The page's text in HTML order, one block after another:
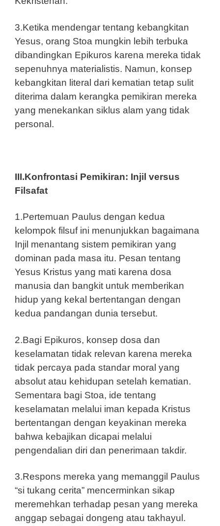
3.Ketika mendengar tentang kebangkitan
Yesus, orang Stoa mungkin lebih terbuka
dibandingkan Epikuros karena mereka tidak
sepenuhnya materialistis. Namun, konsep
kebangkitan literal dari kematian tetap sulit
diterima dalam kerangka pemikiran mereka
yang menekankan siklus alam yang tidak
personal.
III.Konfrontasi Pemikiran: Injil versus
Filsafat
1.Pertemuan Paulus dengan kedua
kelompok filsuf ini menunjukkan bagaimana
Injil menantang sistem pemikiran yang
dominan pada masa itu. Pesan tentang
Yesus Kristus yang mati karena dosa
manusia dan bangkit untuk memberikan
hidup yang kekal bertentangan dengan
kedua pandangan dunia tersebut.
2.Bagi Epikuros, konsep dosa dan
keselamatan tidak relevan karena mereka
tidak percaya pada standar moral yang
absolut atau kehidupan setelah kematian.
Sementara bagi Stoa, ide tentang
keselamatan melalui iman kepada Kristus
bertentangan dengan keyakinan mereka
bahwa kebajikan dicapai melalui
pengendalian diri dan penerimaan takdir.
3.Respons mereka yang memanggil Paulus
“si tukang cerita” mencerminkan sikap
meremehkan terhadap pesan yang mereka
anggap sebagai dongeng atau takhayul.